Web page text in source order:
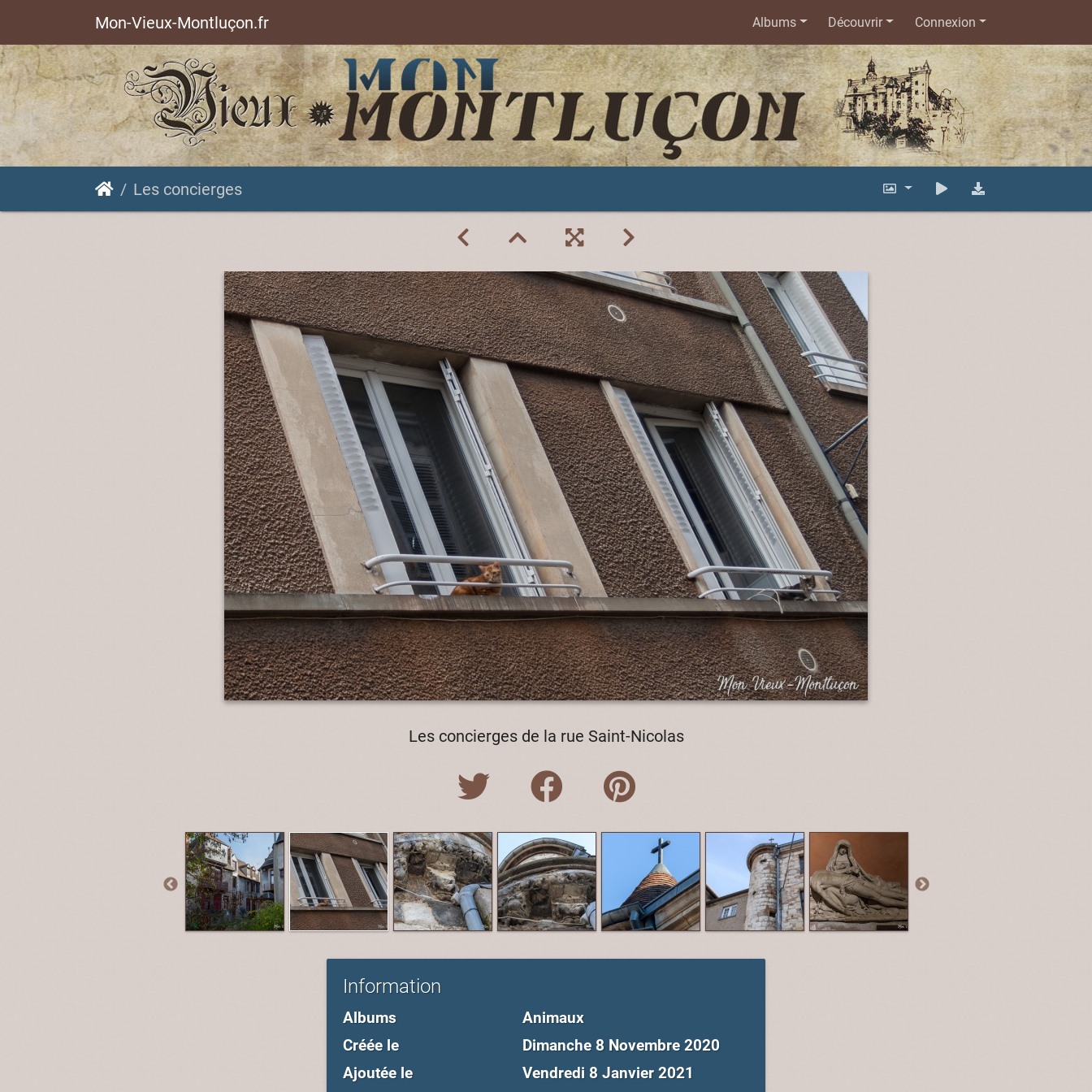
Mon-Vieux-Montluçon.fr Albums Découvrir Connexion
Les concierges
Les concierges de la rue Saint-Nicolas
Information
Albums
Animaux
Créée le
Dimanche 8 Novembre 2020
Ajoutée le
Vendredi 8 Janvier 2021